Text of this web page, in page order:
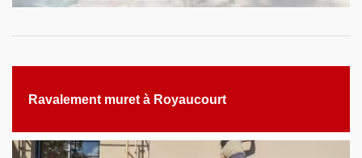
Ravalement muret à Royaucourt